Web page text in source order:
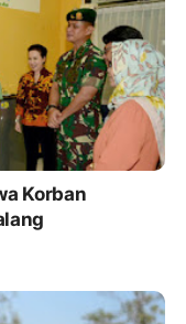
Korban